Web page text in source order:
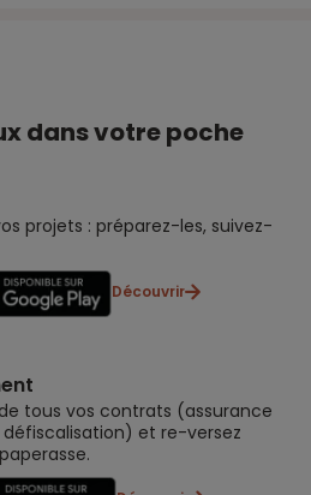
dans votre poche
projets : préparez-les, suivez-
Découvrir
tous vos contrats (assurance
et re-versez